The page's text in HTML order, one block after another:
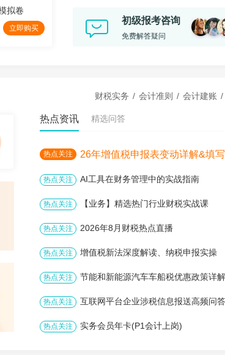
拟卷
立即购买 ¥47.70起 立即购买
小五**
32岁宝妈：学习从来不是一蹴而就的
初级报考咨询
免费解答疑问
财税实务 / 会计准则 / 会计建账 /
热点资讯 精选问答
热点关注 26年增值税申报表变动详解&填
热点关注 AI工具在财务管理中的实战指南
热点关注 【业务】精选热门行业财税实战课
热点关注 2026年8月财税热点直播
热点关注 增值税新法深度解读、纳税申报实操
热点关注 节能和新能源汽车车船税优惠政策详解
热点关注 互联网平台企业涉税信息报送高频问答
热点关注 实务会员年卡(P1会计上岗)